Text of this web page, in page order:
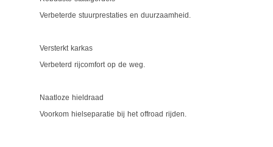
Verbeterde stuurprestaties en duurzaamheid.
Versterkt karkas
Verbeterd rijcomfort op de weg.
Naatloze hieldraad
Voorkom hielseparatie bij het offroad rijden.